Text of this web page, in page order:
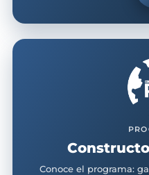
Conoce el programa: